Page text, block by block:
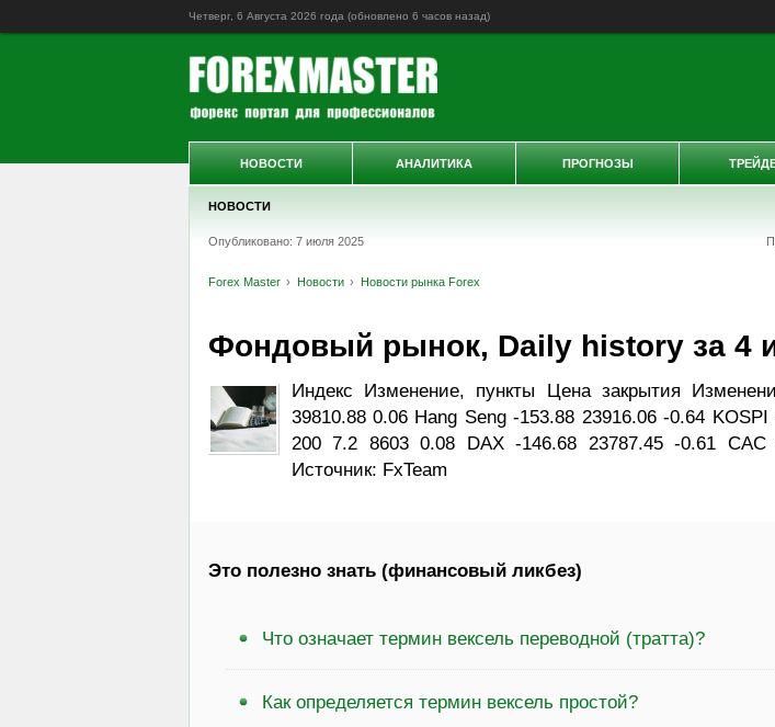
Четверг, 6 Августа 2026 года (обновлено 6 часов назад)
НОВОСТИ
Опубликовано: 7 июля 2025
Forex Master Новости Новости рынка Forex
Фондовый рынок, Daily history за 4
Индекс Изменение, пункты Цена закрытия
39810.88 0.06 Hang Seng -153.88 23916.06 -0.64
200 7.2 8603 0.08 DAX -146.68 23787.45 -0.61
Источник: FxTeam
Это полезно знать (финансовый ликбез)
Что означает термин вексель переводной (тратта)?
Как определяется термин вексель простой?
НОВОСТИ АНАЛИТИКА ПРОГНОЗЫ